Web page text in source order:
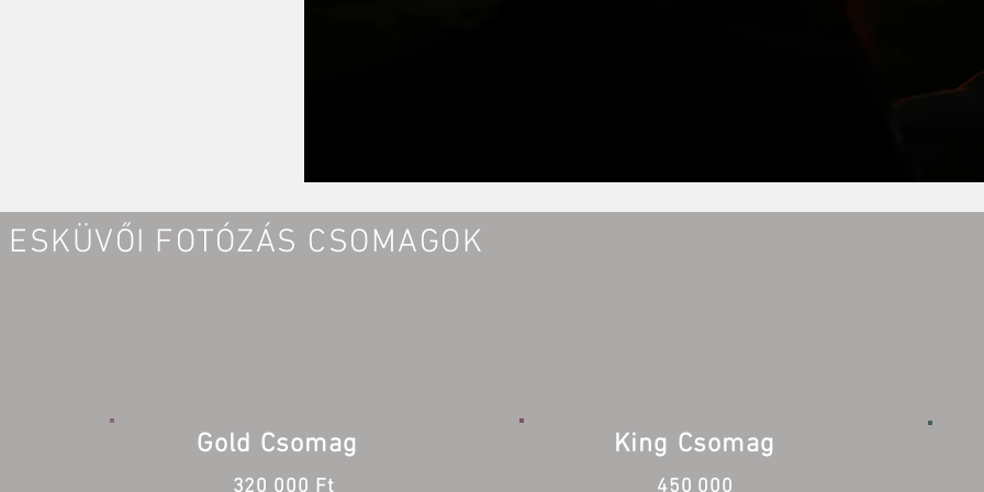
ESKÜVŐI FOTÓZÁS CSOMAGOK
Gold Csomag
320 000 Ft
King Csomag
450 000